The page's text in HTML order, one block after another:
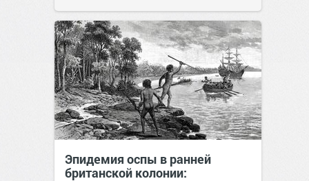
Эпидемия оспы в ранней
британской колонии: